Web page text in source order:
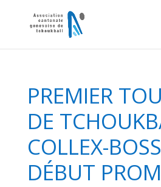
PREMIER
DE
COLLEX-
DÉBUT